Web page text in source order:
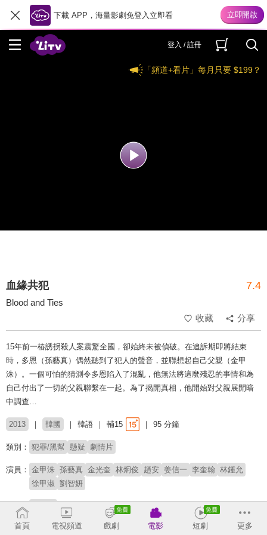
下載 APP，海量影劇免登入立即看
登入 / 註冊
「頻道+看片」每月只要 $199？
血緣共犯 7.4
Blood and Ties
收藏
分享
15年前一樁誘拐殺人案震驚全國，卻始終未被偵破。在追訴期即將結束
時，多恩（孫藝真）偶然聽到了犯人的聲音，並聯想起自己父親（金甲
洙）。一個可怕的猜測令多恩陷入了混亂，他無法將這麼殘忍的事情和為
自己付出了一切的父親聯繫在一起。為了揭開真相，他開始對父親展開暗
中調查…
2013 韓國 韓語 輔15 95 分鐘
類別： 犯罪/黑幫 懸疑 劇情片
演員： 金甲洙 孫藝真 金光奎 林炯俊 趙安 姜信一 李奎翰 林鍾允
徐甲淑 劉智妍
導演：
※此內容含有：暴力血腥
首頁 電視頻道 戲劇 電影 短劇 更多